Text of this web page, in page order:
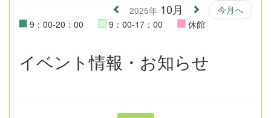
2025年 10月
今月へ
9：00-20：00
9：00-17：00 休館
イベント情報・お知らせ